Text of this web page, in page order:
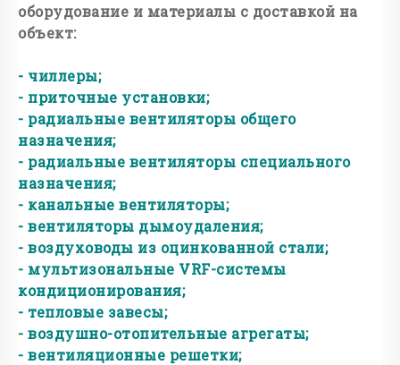
оборудование и материалы с доставкой на
объект:
- чиллеры;
- приточные установки;
- радиальные вентиляторы общего
назначения;
- радиальные вентиляторы специального
назначения;
- канальные вентиляторы;
- вентиляторы дымоудаления;
- воздуховоды из оцинкованной стали;
- мультизональные VRF-системы
кондиционирования;
- тепловые завесы;
- воздушно-отопительные агрегаты;
- вентиляционные решетки;